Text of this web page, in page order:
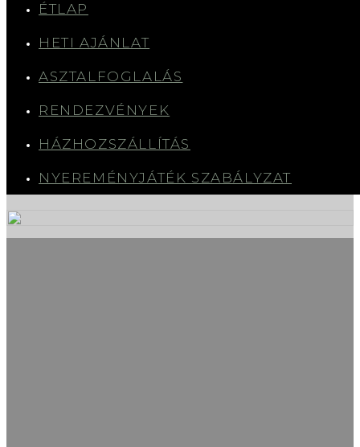
ÉTLAP
HETI AJÁNLAT
ASZTALFOGLALÁS
RENDEZVÉNYEK
HÁZHOZSZÁLLÍTÁS
NYEREMÉNYJÁTÉK SZABÁLYZAT